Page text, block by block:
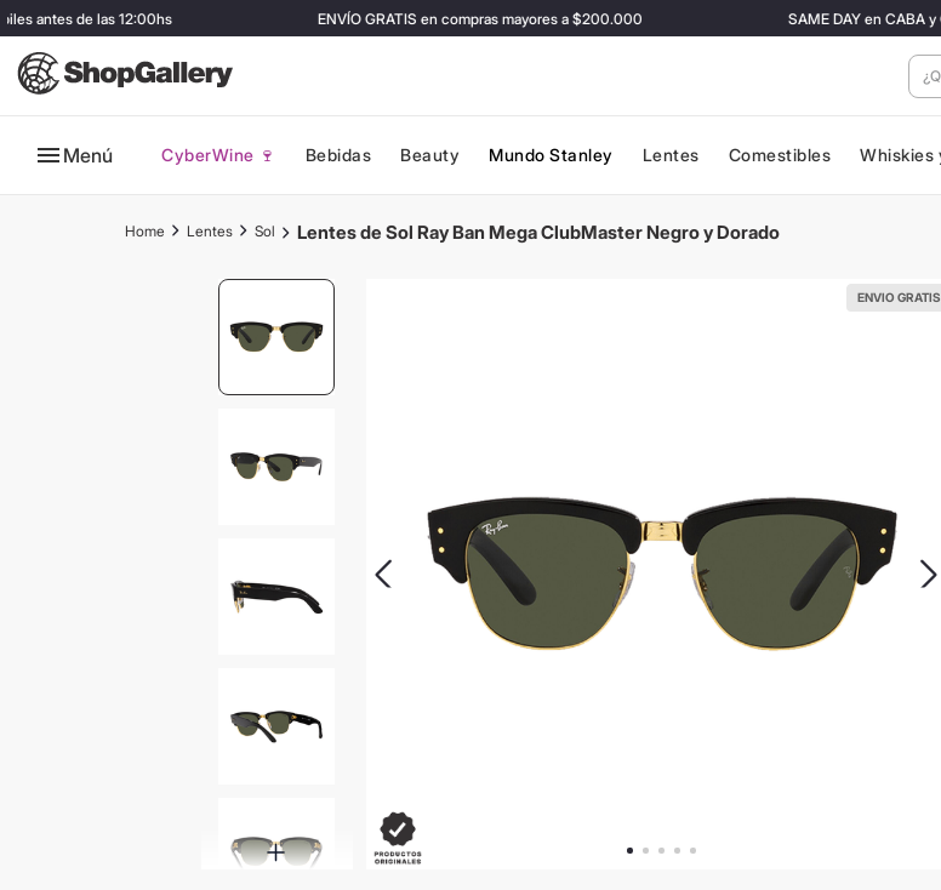
antes de las 12:00hs ENVÍO GRATIS en compras mayores a $200.000 SAME DAY en CABA y
Menú CyberWine 🍷 Bebidas Beauty Mundo Stanley Lentes Comestibles Whiskies
Lentes Sol Lentes de Sol Ray Ban Mega ClubMaster Negro y Dorado
ENVIO GRATIS